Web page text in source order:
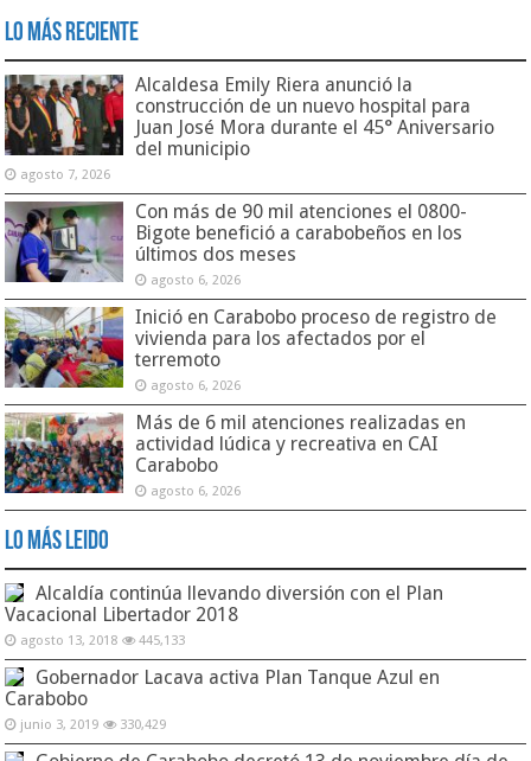
Lo Más Reciente
Alcaldesa Emily Riera anunció la
construcción de un nuevo hospital para
Juan José Mora durante el 45° Aniversario
del municipio
agosto 7, 2026
Con más de 90 mil atenciones el 0800-
Bigote benefició a carabobeños en los
últimos dos meses
agosto 6, 2026
Inició en Carabobo proceso de registro de
vivienda para los afectados por el
terremoto
agosto 6, 2026
Más de 6 mil atenciones realizadas en
actividad lúdica y recreativa en CAI
Carabobo
agosto 6, 2026
Lo Más Leido
Alcaldía continúa llevando diversión con el Plan
Vacacional Libertador 2018
agosto 13, 2018 445,133
Gobernador Lacava activa Plan Tanque Azul en
Carabobo
junio 3, 2019 330,429